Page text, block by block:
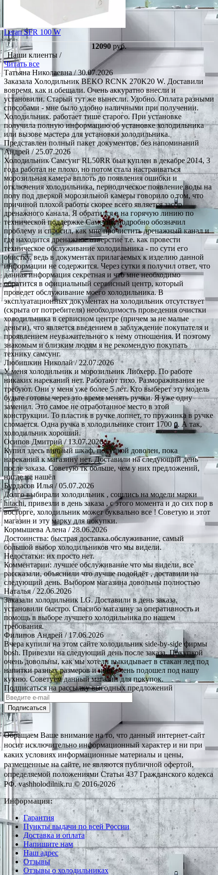
Leran SFR 100 W
12090 руб.
Наши клиенты /
Читать все
Татьяна Николаевна/ 30.07.2026
Заказала Холодильник BEKO RCNK 270K20 W. Доставили
вовремя. как и обещали. Очень аккуратно внесли и
установили. Старый тут же вынесли. Удобно. Оплата разными
способами - мне было удобно наличными при получении.
Холодильник. работает тише старого. При установке
получила полную информацию об установке холодильника
или вызове мастера для установки холодильника.
Представлен полный пакет документов, без напоминаний
Андрей/ 25.07.2026
Холодильник Самсунг RL50RR был куплен в декабре 2014, 3
года работал не плохо, но потом стала настраиваться
морозильная камера вплоть до появления ошибки и
отключения холодильника, периодическое появление воды на
полу под дверкой морозильной камеры говорило о том, что
причиной плохой работы скорее всего является засор
дренажного канала. Я обратился в на горячую линию по
технической поддержке Самсунг, подробно обозначил
проблему и спросил, как мне прочистить дренажный канал и
где находится дренажное отверстие т.е. как провести
техническое обслуживание холодильника - по сути его
очистку, ведь в документах прилагаемых к изделию данной
информации не содержится. Через сутки я получил ответ, что
данная информация секретная и что мне необходимо
обратится в официальный сервисный центр, который
проведет обслуживание моего холодильника. В
эксплуатационных документах на холодильник отсутствует
(скрыта от потребителя) необходимость проведения очистки
холодильника в сервисном центре (причем за не малые
деньги), что является введением в заблуждение покупателя и
проявлением неуважительного к нему отношения. И поэтому
знакомым и близким людям я не рекомендую покупать
технику самсунг.
Любишкин Николай/ 22.07.2026
У меня холодильник и морозильник Либхерр. По работе
никаких нареканий нет. Работают тихо. Размораживания не
требуют. Они у меня уже более 5 лет. Кто выберет эту модель
будьте готовы через это время менять ручки. Я уже одну
заменил. Это самое не отработанное место в этой
конструкции. То пластик в ручке лопнет, то пружинка в ручке
сломается. Одна ручка в холодильнике стоит 1700 р. А так,
холодильник хороший.
Осипов Дмитрий/ 13.07.2026
Купил здесь винный шкаф, покупкой доволен, пока
нареканий к магазину нет. Доставили на следующий день
после заказа. Советую тк больше, чем у них предложений,
нигде не нашёл
Бурдасов Илья / 05.07.2026
Долго выбирали холодильник , сошлись на модели марки
hitachi, привезли в день заказа , с этого момента и до сих пор в
восторге, холодильник может буквально все ! Советую и этот
магазин и эту марку для покупки.
Кормышева Алена / 28.06.2026
Достоинства: быстрая доставка.обслуживание, самый
большой выбор холодильников что мы видели.
Недостатки: их просто нет.
Комментарии: лучшее обслуживание что мы видели, все
рассказали, объяснили что лучше подойдёт , доставили на
следующий день. Выбором магазина довольны полностью
Наталья/ 22.06.2026
Заказали холодильник LG. Доставили в день заказа,
установили быстро. Спасибо магазину за оперативность и
помощь в выборе лучшего холодильника по нашем
требования.
Филипов Андрей / 17.06.2026
Вчера купили на этом сайте холодильник side-by-side фирмы
bosh. Привезли на следующий день после заказа. Покупкой
очень довольны, как мы хотели выкидывает в стакан лед под
напитки разных размеров и цвет очень подошел под нашу
кухню. Советуем данный магазин для покупок.
Подписаться на рассылку выгодных предложений
Подписаться
Обращаем Ваше внимание на то, что данный интернет-сайт
носит исключительно информационный характер и ни при
каких условиях информационные материалы и цены,
размещенные на сайте, не являются публичной офертой,
определяемой положениями Статьи 437 Гражданского кодекса
РФ. vashholodilnik.ru © 2016-2026
Информация:
Гарантия
Пункты выдачи по всей России
Доставка и оплата
Напишите нам
Наш адрес
Отзывы
Отзывы о холодильниках